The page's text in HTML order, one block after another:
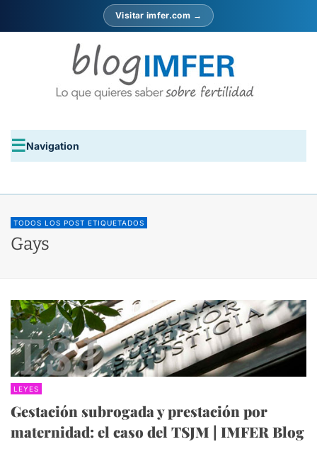
Visitar imfer.com →
Navigation
TODOS LOS POST ETIQUETADOS
Gays
LEYES
Gestación subrogada y prestación por
maternidad: el caso del TSJM | IMFER Blog